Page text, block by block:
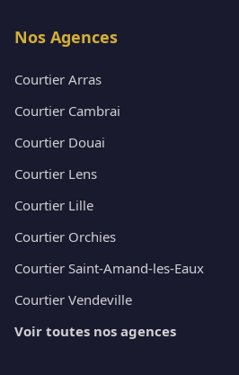
Nos Agences
Courtier Arras
Courtier Cambrai
Courtier Douai
Courtier Lens
Courtier Lille
Courtier Orchies
Courtier Saint-Amand-les-Eaux
Courtier Vendeville
Voir toutes nos agences